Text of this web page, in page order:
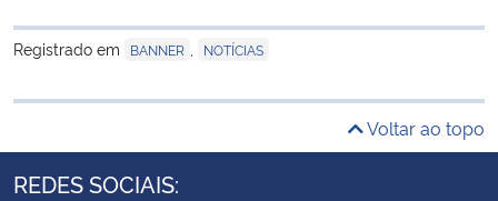
Registrado em BANNER NOTÍCIAS
Voltar ao topo
REDES SOCIAIS: